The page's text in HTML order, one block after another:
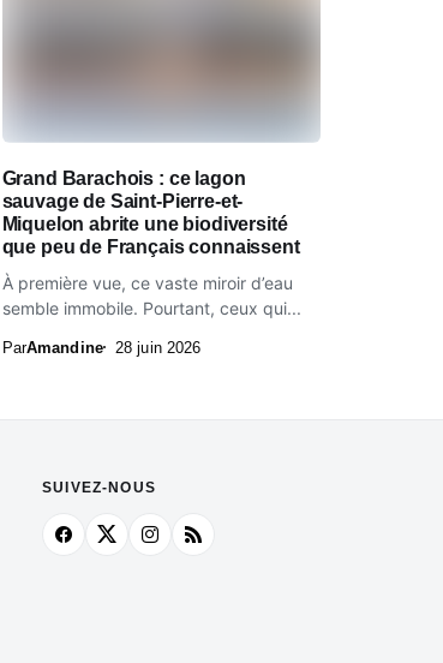
Grand Barachois : ce lagon
sauvage de Saint-Pierre-et-
Miquelon abrite une biodiversité
que peu de Français connaissent
À première vue, ce vaste miroir d’eau
semble immobile. Pourtant, ceux qui...
ParAmandine 28 juin 2026
SUIVEZ-NOUS